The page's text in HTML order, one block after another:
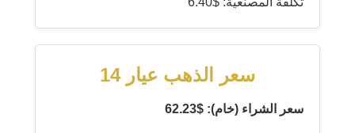
سعر الذهب عيار 14
سعر الشراء (خام): $62.23